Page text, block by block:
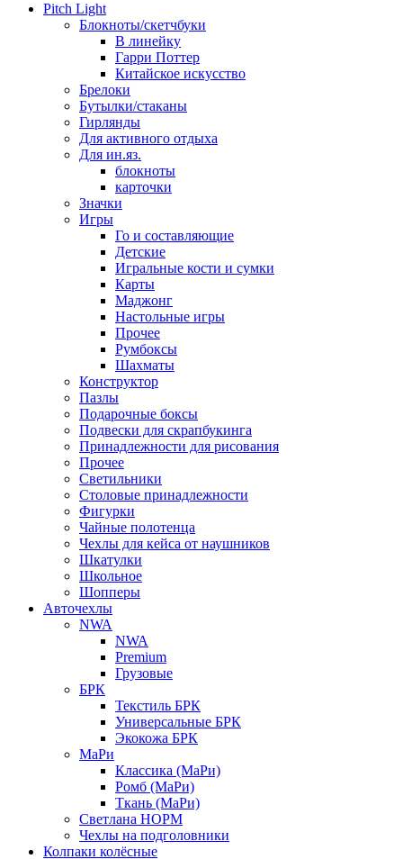
Pitch Light
Блокноты/скетчбуки
В линейку
Гарри Поттер
Китайское искусство
Брелоки
Бутылки/стаканы
Гирлянды
Для активного отдыха
Для ин.яз.
блокноты
карточки
Значки
Игры
Го и составляющие
Детские
Игральные кости и сумки
Карты
Маджонг
Настольные игры
Прочее
Румбоксы
Шахматы
Конструктор
Пазлы
Подарочные боксы
Подвески для скрапбукинга
Принадлежности для рисования
Прочее
Светильники
Столовые принадлежности
Фигурки
Чайные полотенца
Чехлы для кейса от наушников
Шкатулки
Школьное
Шопперы
Авточехлы
NWA
NWA
Premium
Грузовые
БРК
Текстиль БРК
Универсальные БРК
Экокожа БРК
МаРи
Классика (МаРи)
Ромб (МаРи)
Ткань (МаРи)
Светлана НОРМ
Чехлы на подголовники
Колпаки колёсные